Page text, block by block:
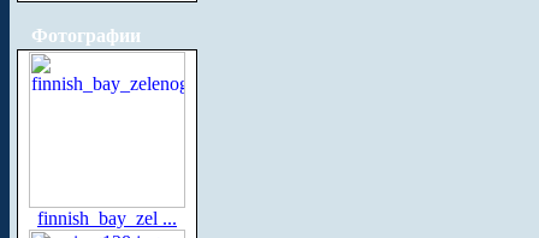
Фотографии
finnish_bay_zel ...